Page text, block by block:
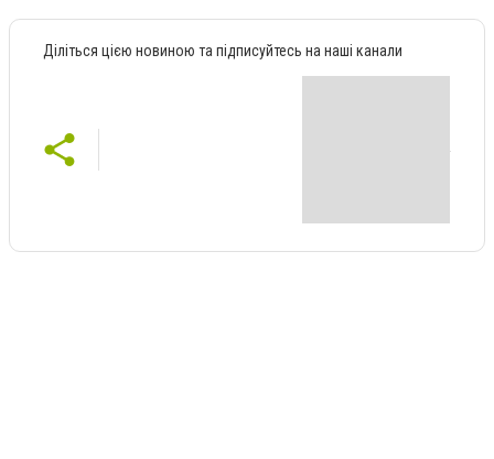
Діліться цією новиною та підписуйтесь на наші канали